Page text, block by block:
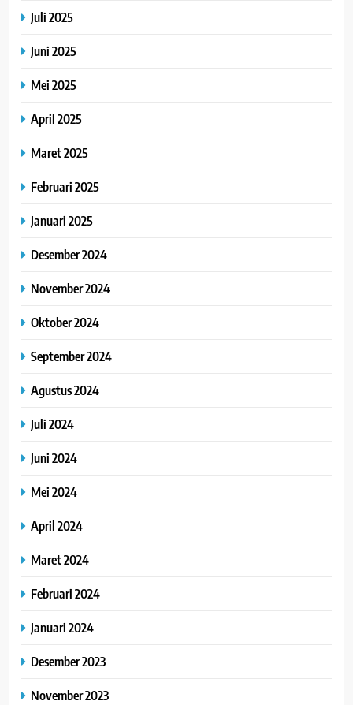
Juli 2025
Juni 2025
Mei 2025
April 2025
Maret 2025
Februari 2025
Januari 2025
Desember 2024
November 2024
Oktober 2024
September 2024
Agustus 2024
Juli 2024
Juni 2024
Mei 2024
April 2024
Maret 2024
Februari 2024
Januari 2024
Desember 2023
November 2023